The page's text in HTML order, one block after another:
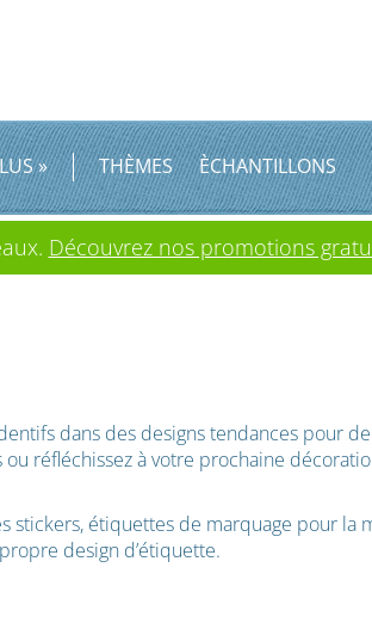
» THÈMES ÈCHANTILLONS
Découvrez nos promotions
dans des designs tendances pour
réfléchissez à votre prochaine
stickers, étiquettes de marquage pour la
design d’étiquette.